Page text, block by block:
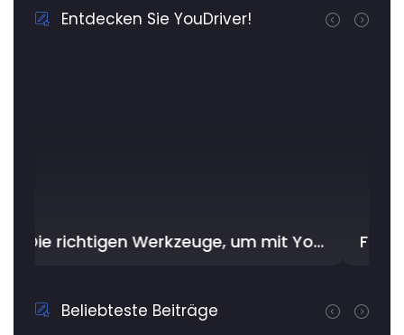
Entdecken Sie YouDriver!
Beliebteste Beiträge